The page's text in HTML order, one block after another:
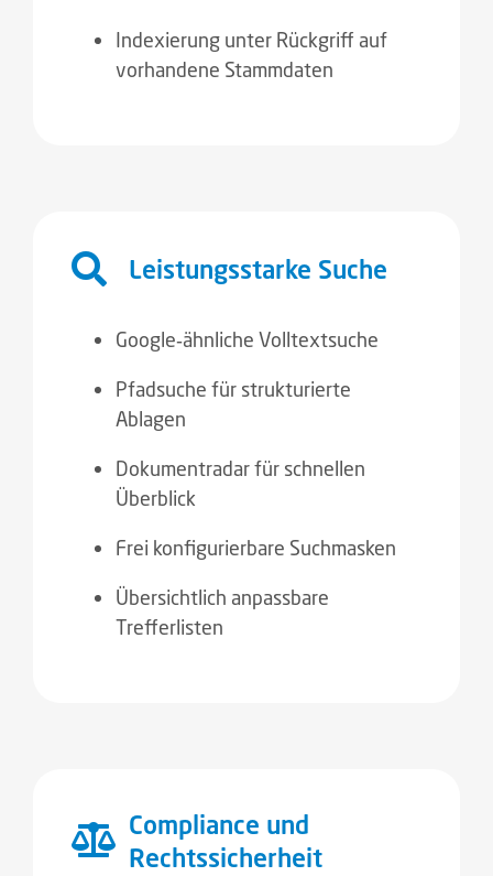
Indexierung unter Rückgriff auf
vorhandene Stammdaten
Leistungsstarke Suche
Google‑ähnliche Volltextsuche
Pfadsuche für strukturierte
Ablagen
Dokumentradar für schnellen
Überblick
Frei konfigurierbare Suchmasken
Übersichtlich anpassbare
Trefferlisten
Compliance und
Rechtssicherheit